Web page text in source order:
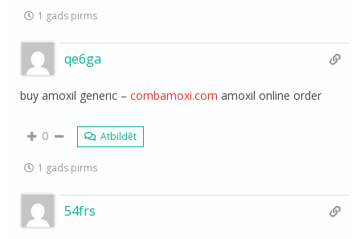
1 gads pirms
qe6ga
buy amoxil generic –combamoxi.com amoxil online order
0 Atbildēt
1 gads pirms
54frs